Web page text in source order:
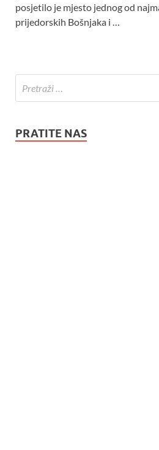
posjetilo je mjesto jednog od
prijedorskih Bošnjaka i …
PRATITE NAS